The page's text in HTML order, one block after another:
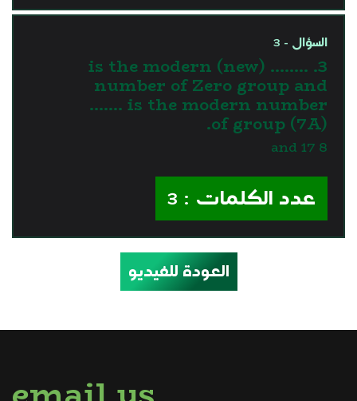
السؤال - 3
3. …….. is the modern (new)
number of Zero group and
……. is the modern number
of group (7A).
8 and 17
عدد الكلمات : 3
العودة للفيديو